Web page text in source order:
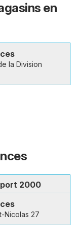
en
la Division
2000
Nicolas 27